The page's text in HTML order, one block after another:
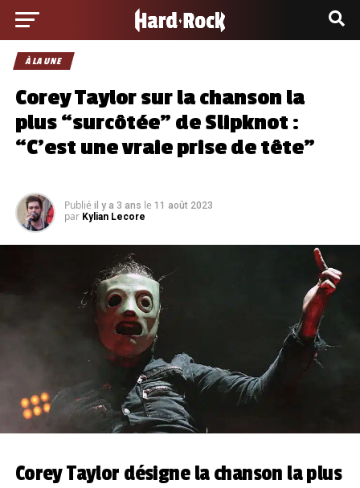
À LA UNE
Corey Taylor sur la chanson la
plus “surcôtée” de Slipknot :
“C’est une vraie prise de tête”
Publié il y a 3 ans le 11 août 2023
par Kylian Lecore
Corey Taylor désigne la chanson la plus